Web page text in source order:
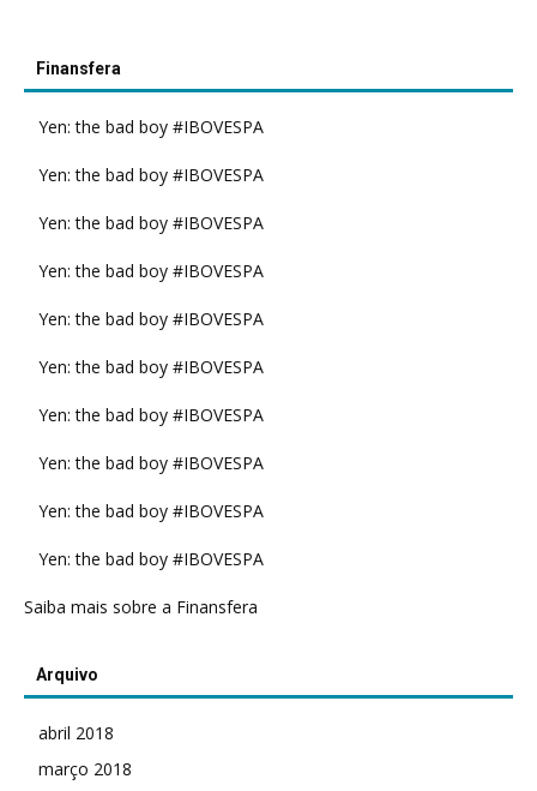
Finansfera
Yen: the bad boy #IBOVESPA
Yen: the bad boy #IBOVESPA
Yen: the bad boy #IBOVESPA
Yen: the bad boy #IBOVESPA
Yen: the bad boy #IBOVESPA
Yen: the bad boy #IBOVESPA
Yen: the bad boy #IBOVESPA
Yen: the bad boy #IBOVESPA
Yen: the bad boy #IBOVESPA
Yen: the bad boy #IBOVESPA
Saiba mais sobre a Finansfera
Arquivo
abril 2018
março 2018